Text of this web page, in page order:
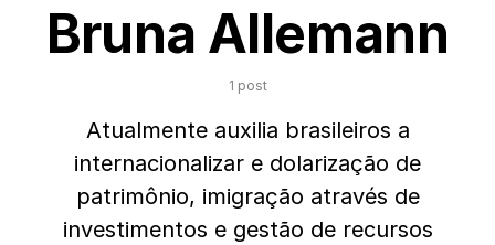
Bruna Allemann
1 post
Atualmente auxilia brasileiros a
internacionalizar e dolarização de
patrimônio, imigração através de
investimentos e gestão de recursos